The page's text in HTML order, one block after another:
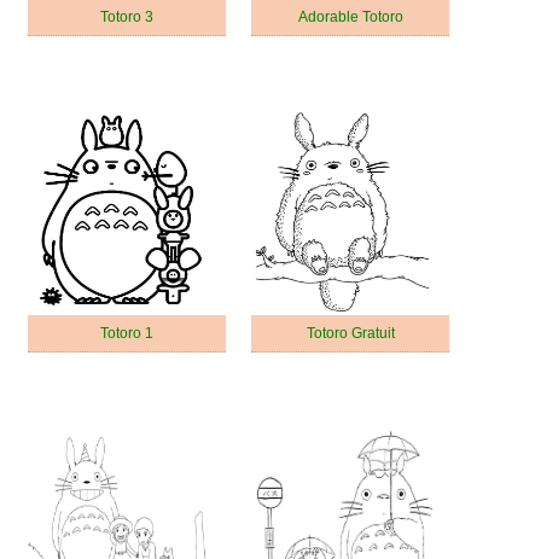
Totoro 3 Adorable Totoro
Totoro 1 Totoro Gratuit